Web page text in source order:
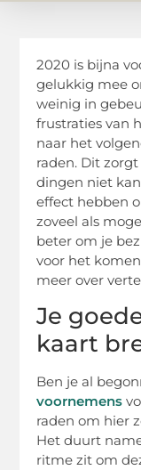
2020 is bijna
gelukkig mee
weinig in
frustraties van
naar het
raden. Dit
dingen niet
effect hebben
zoveel als
beter om je
voor het
meer over
Je
kaart
Ben je al
voornemens
raden om hier
Het duurt
ritme zit om